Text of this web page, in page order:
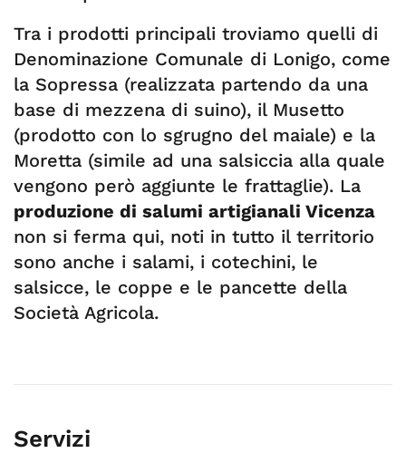
Tra i prodotti principali troviamo quelli di
Denominazione Comunale di Lonigo, come
la Sopressa (realizzata partendo da una
base di mezzena di suino), il Musetto
(prodotto con lo sgrugno del maiale) e la
Moretta (simile ad una salsiccia alla quale
vengono però aggiunte le frattaglie). La
produzione di salumi artigianali Vicenza
non si ferma qui, noti in tutto il territorio
sono anche i salami, i cotechini, le
salsicce, le coppe e le pancette della
Società Agricola.
Servizi